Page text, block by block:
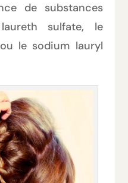
de substances
sulfate, le
le sodium lauryl